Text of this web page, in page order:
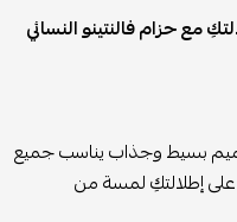
مع حزام فالنتينو النسائي
بسيط وجذاب يناسب جميع
على إطلالتكِ لمسة من